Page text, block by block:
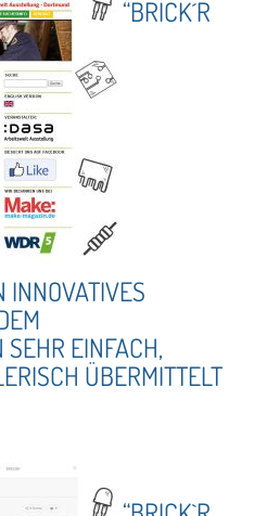
“BRICK´R
INNOVATIVES
EINFACH,
ÜBERMITTELT